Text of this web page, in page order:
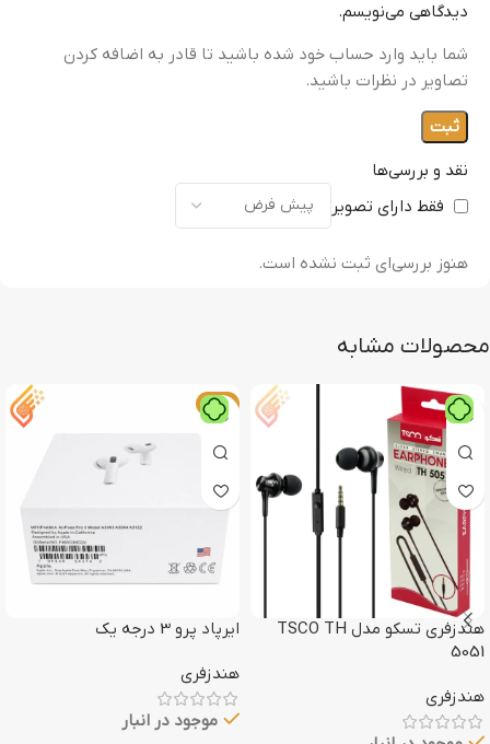
نقد و بررسی‌ها
فقط دارای تصویر
هنوز بررسی‌ای ثبت نشده است.
دیدگاهی می‌نویسم.
شما باید وارد حساب خود شده باشید تا قادر به اضافه کردن
تصاویر در نظرات باشید.
محصولات مشابه
هندزفری تسکو مدل TSCO TH
5051
هندزفری
-16%
ایرپاد پرو 3 درجه یک
هندزفری
موجود در انبار